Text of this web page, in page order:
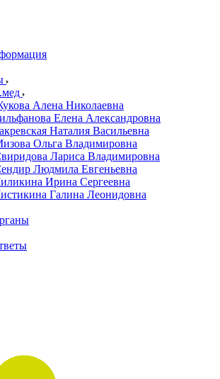
Алена Николаевна
Елена Александровна
Наталия Васильевна
Ольга Владимировна
Лариса Владимировна
Людмила Евгеньевна
Ирина Сергеевна
Галина Леонидовна